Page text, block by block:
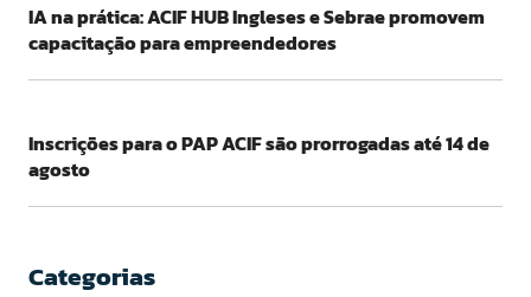
IA na prática: ACIF HUB Ingleses e Sebrae promovem
capacitação para empreendedores
Inscrições para o PAP ACIF são prorrogadas até 14 de
agosto
Categorias